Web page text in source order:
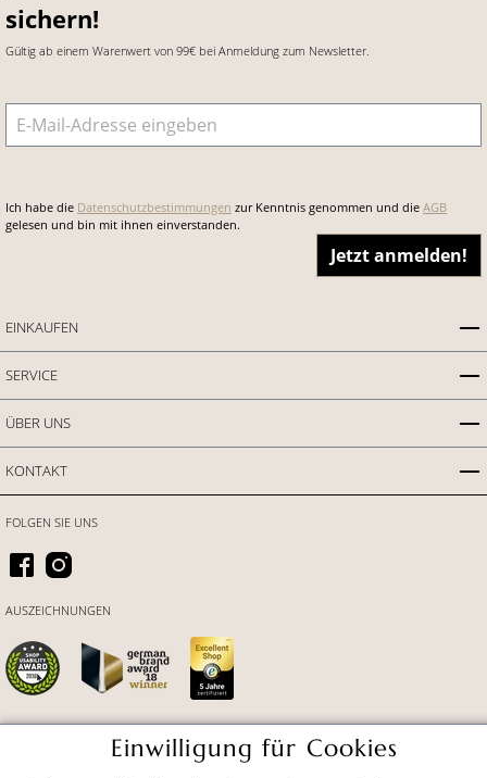
sichern!
Gültig ab einem Warenwert von 99€ bei Anmeldung zum Newsletter.
E-Mail-Adresse
Ich habe die Datenschutzbestimmungen zur Kenntnis genommen und die AGB
gelesen und bin mit ihnen einverstanden.
Jetzt anmelden!
EINKAUFEN
SERVICE
ÜBER UNS
KONTAKT
FOLGEN SIE UNS
AUSZEICHNUNGEN
Einwilligung für Cookies